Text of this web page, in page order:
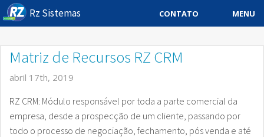
Rz Sistemas CONTATO MENU
Downloads
Matriz de Recursos RZ CRM
abril 17th, 2019
RZ CRM: Módulo responsável por toda a parte comercial da
empresa, desde a prospecção de um cliente, passando por
todo o processo de negociação, fechamento, pós venda e até